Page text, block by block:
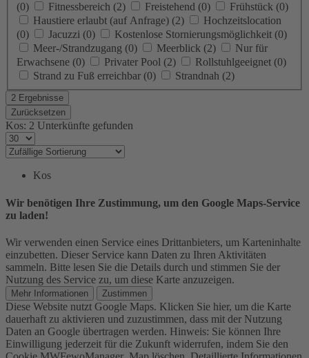
(0)
Fitnessbereich (2) Freistehend (0) Frühstück (0)
Haustiere erlaubt (auf Anfrage) (2)
Hochzeitslocation
(0)
Jacuzzi (0) Kostenlose Stornierungsmöglichkeit (0)
Meer-/Strandzugang (0) Meerblick (2)
Nur für
Erwachsene (0) Privater Pool (2) Rollstuhlgeeignet (0)
Strand zu Fuß erreichbar (0) Strandnah (2)
2 Ergebnisse
Zurücksetzen
Kos: 2 Unterkünfte gefunden
Kos
Wir benötigen Ihre Zustimmung, um den Google Maps-Service
zu laden!
Wir verwenden einen Service eines Drittanbieters, um Karteninhalte
einzubetten. Dieser Service kann Daten zu Ihren Aktivitäten
sammeln. Bitte lesen Sie die Details durch und stimmen Sie der
Nutzung des Service zu, um diese Karte anzuzeigen.
Mehr Informationen Zustimmen
Diese Website nutzt Google Maps. Klicken Sie hier, um die Karte
dauerhaft zu aktivieren und zuzustimmen, dass mit der Nutzung
Daten an Google übertragen werden. Hinweis: Sie können Ihre
Einwilligung jederzeit für die Zukunft widerrufen, indem Sie den